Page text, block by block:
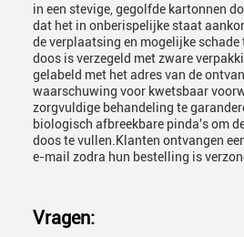
in een stevige, gegolfde kartonnen
dat het in onberispelijke staat
de verplaatsing en mogelijke schade
doos is verzegeld met zware
gelabeld met het adres van de
waarschuwing voor kwetsbaar
zorgvuldige behandeling te
biologisch afbreekbare pinda's om
doos te vullen.Klanten ontvangen
e-mail zodra hun bestelling is
Vragen: